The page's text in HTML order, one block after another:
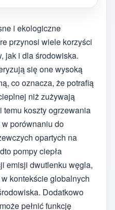
i ekologiczne
przynosi wiele korzyści
jak i dla środowiska.
się one wysoką
co oznacza, że potrafią
niż zużywają
koszty ogrzewania
porównaniu do
opartych na
pompy ciepła
emisji dwutlenku węgla,
kontekście globalnych
Dodatkowo
pełnić funkcję